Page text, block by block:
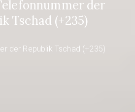
der
Tschad (+235)
der Republik Tschad (+235)